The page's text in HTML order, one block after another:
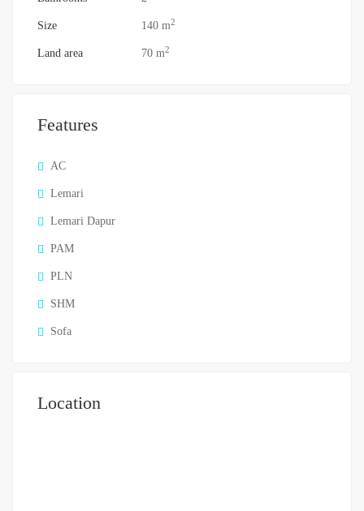
Size 140 m2
Land area 70 m2
Features
AC
Lemari
Lemari Dapur
PAM
PLN
SHM
Sofa
Location